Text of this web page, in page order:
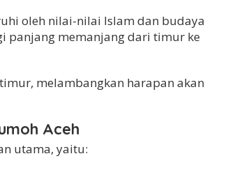
oleh nilai-nilai Islam dan budaya
panjang memanjang dari timur ke
melambangkan harapan akan
Aceh
utama, yaitu: